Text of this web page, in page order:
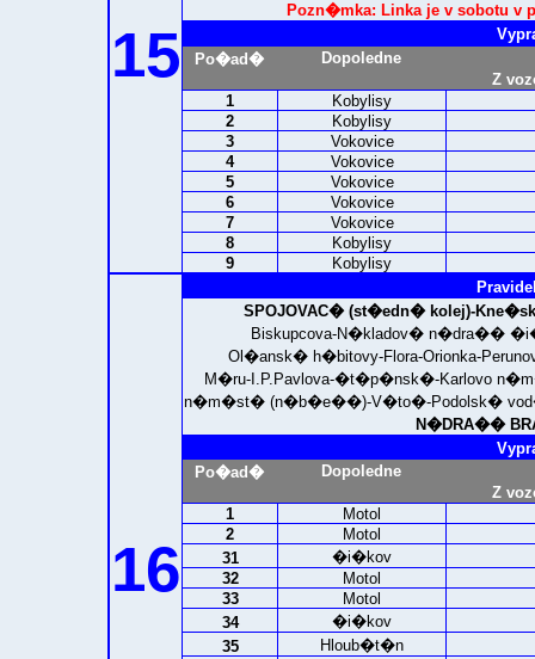
15
Pozn�mka: Linka je v sobotu v
Po�ad�
Dopoledne
Z
1
Kobylisy
2
Kobylisy
3
Vokovice
4
Vokovice
5
Vokovice
6
Vokovice
7
Vokovice
8
Kobylisy
9
Kobylisy
16
SPOJOVAC� (st�edn� kolej)-
Biskupcova-N�kladov� n�dra��
Ol�ansk� h�bitovy-Flora-Orionka-
M�ru-I.P.Pavlova-�t�p�nsk�-Karlovo
n�m�st� (n�b�e��)-V�to�-Podolsk�
N�DRA��
Po�ad�
Dopoledne
Z
1
Motol
2
Motol
31
�i�kov
32
Motol
33
Motol
34
�i�kov
35
Hloub�t�n